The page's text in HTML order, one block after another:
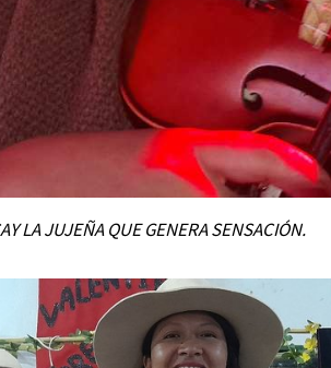
LA JUJEÑA QUE GENERA SENSACIÓN.